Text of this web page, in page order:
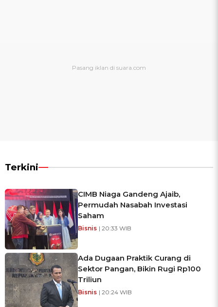
Terkini
CIMB Niaga Gandeng Ajaib,
Permudah Nasabah Investasi
Saham
Bisnis | 20:33 WIB
Ada Dugaan Praktik Curang di
Sektor Pangan, Bikin Rugi Rp100
Triliun
Bisnis | 20:24 WIB